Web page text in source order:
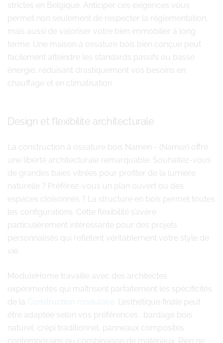
strictes en Belgique. Anticiper ces exigences vous
permet non seulement de respecter la réglementation,
mais aussi de valoriser votre bien immobilier à long
terme. Une maison à ossature bois bien conçue peut
facilement atteindre les standards passifs ou basse
énergie, réduisant drastiquement vos besoins en
chauffage et en climatisation.
Design et flexibilité architecturale
La construction à ossature bois Namen - (Namur) offre
une liberté architecturale remarquable. Souhaitez-vous
de grandes baies vitrées pour profiter de la lumière
naturelle ? Préférez-vous un plan ouvert ou des
espaces cloisonnés ? La structure en bois permet toutes
les configurations. Cette flexibilité s’avère
particulièrement intéressante pour des projets
personnalisés qui reflètent véritablement votre style de
vie.
ModuleHome travaille avec des architectes
expérimentés qui maîtrisent parfaitement les spécificités
de la Construction modulaire. L’esthétique finale peut
être adaptée selon vos préférences : bardage bois
naturel, crépi traditionnel, panneaux composites
contemporains ou combinaison de matériaux. Rien ne